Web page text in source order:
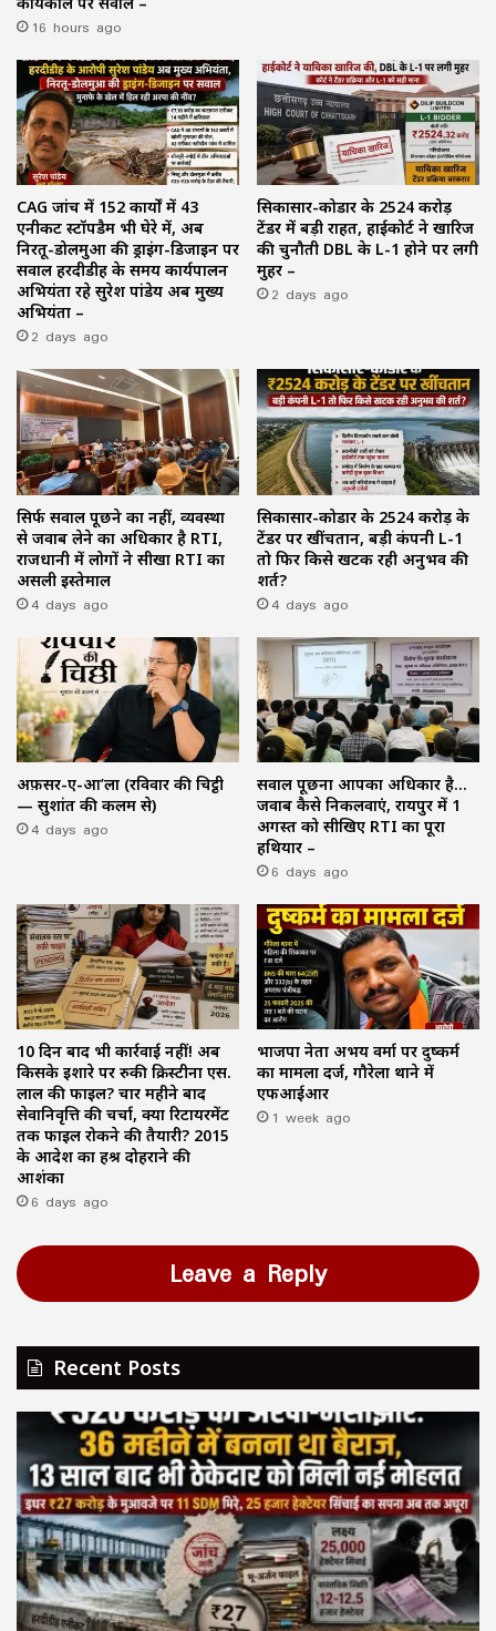
16 hours ago
CAG जांच में 152 कार्यों में 43
एनीकट स्टॉपडैम भी घेरे में, अब
निरतू-डोलमुआ की ड्राइंग-डिजाइन पर
सवाल हरदीडीह के समय कार्यपालन
अभियंता रहे सुरेश पांडेय अब मुख्य
अभियंता –
2 days ago
सिकासार-कोडार के ₹2524 करोड़
टेंडर में बड़ी राहत, हाईकोर्ट ने खारिज
की चुनौती DBL के L-1 होने पर लगी
मुहर –
2 days ago
सिर्फ सवाल पूछने का नहीं, व्यवस्था
से जवाब लेने का अधिकार है RTI,
राजधानी में लोगों ने सीखा RTI का
असली इस्तेमाल
4 days ago
सिकासार-कोडार के ₹2524 करोड़ के
टेंडर पर खींचतान, बड़ी कंपनी L-1
तो फिर किसे खटक रही अनुभव की
शर्त?
4 days ago
अफ़सर-ए-आ’ला (रविवार की चिट्ठी
— सुशांत की कलम से)
4 days ago
सवाल पूछना आपका अधिकार है…
जवाब कैसे निकलवाएं, रायपुर में 1
अगस्त को सीखिए RTI का पूरा
हथियार –
6 days ago
10 दिन बाद भी कार्रवाई नहीं! अब
किसके इशारे पर रुकी क्रिस्टीना एस.
लाल की फाइल? चार महीने बाद
सेवानिवृत्ति की चर्चा, क्या रिटायरमेंट
तक फाइल रोकने की तैयारी? 2015
के आदेश का हश्र दोहराने की
आशंका
6 days ago
भाजपा नेता अभय वर्मा पर दुष्कर्म
का मामला दर्ज, गौरेला थाने में
एफआईआर
1 week ago
Leave a Reply
Recent Posts